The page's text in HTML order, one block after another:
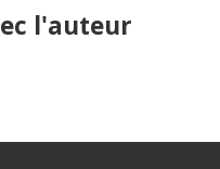
l'auteur